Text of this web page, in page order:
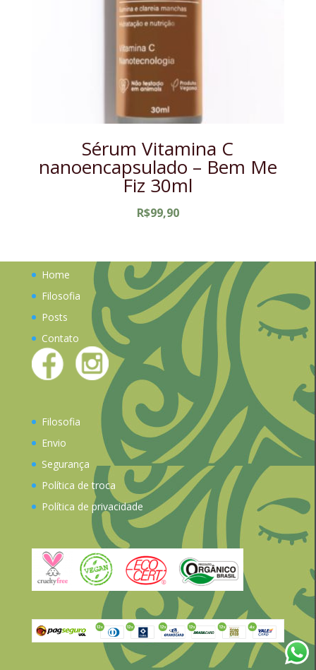
Sérum Vitamina C
nanoencapsulado – Bem Me
Fiz 30ml
R$99,90
Home
Filosofia
Posts
Contato
Filosofia
Envio
Segurança
Política de troca
Política de privacidade